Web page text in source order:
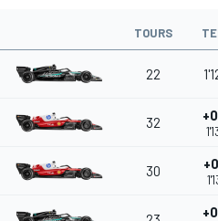
TOURS
22
32
30